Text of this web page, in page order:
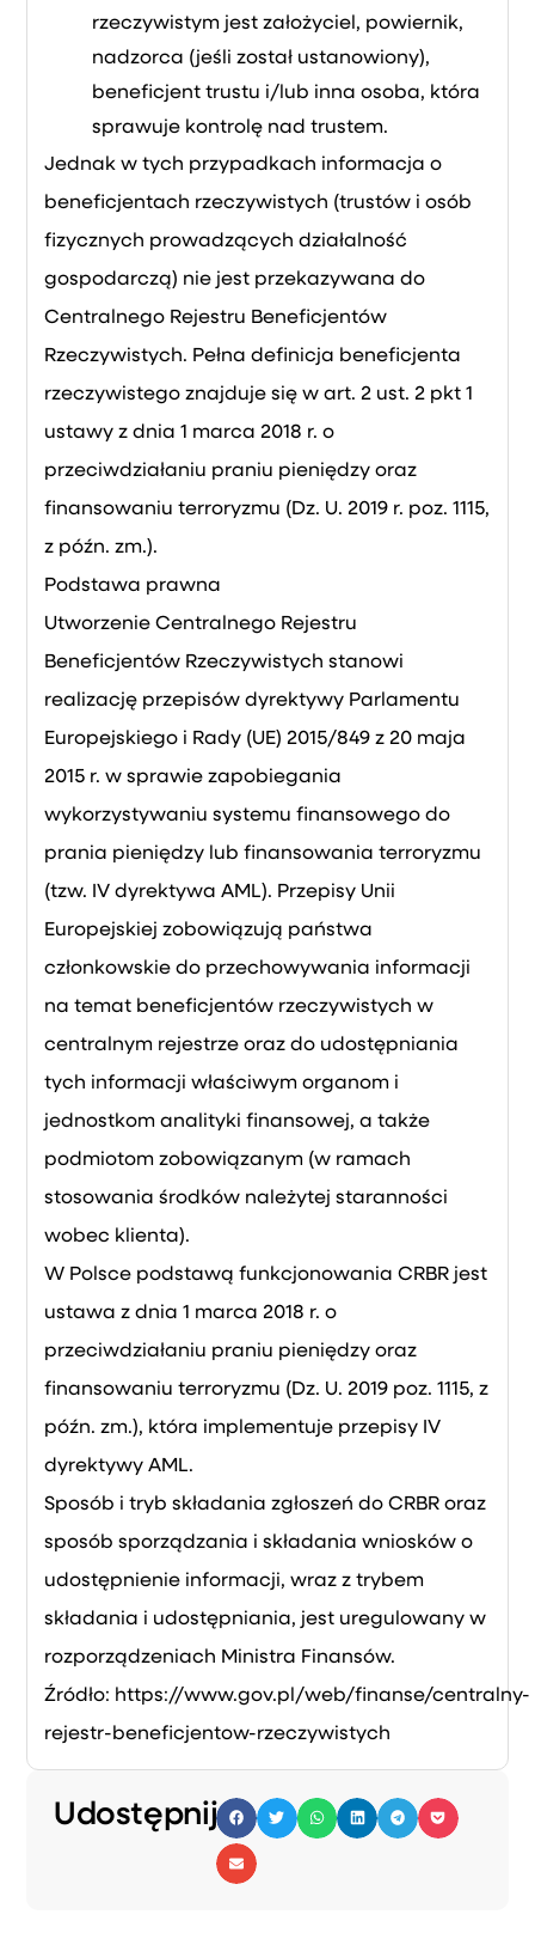
rzeczywistym jest założyciel, powiernik,
nadzorca (jeśli został ustanowiony),
beneficjent trustu i/lub inna osoba, która
sprawuje kontrolę nad trustem.
Jednak w tych przypadkach informacja o
beneficjentach rzeczywistych (trustów i osób
fizycznych prowadzących działalność
gospodarczą) nie jest przekazywana do
Centralnego Rejestru Beneficjentów
Rzeczywistych. Pełna definicja beneficjenta
rzeczywistego znajduje się w art. 2 ust. 2 pkt 1
ustawy z dnia 1 marca 2018 r. o
przeciwdziałaniu praniu pieniędzy oraz
finansowaniu terroryzmu (Dz. U. 2019 r. poz. 1115,
z późn. zm.).
Podstawa prawna
Utworzenie Centralnego Rejestru
Beneficjentów Rzeczywistych stanowi
realizację przepisów dyrektywy Parlamentu
Europejskiego i Rady (UE) 2015/849 z 20 maja
2015 r. w sprawie zapobiegania
wykorzystywaniu systemu finansowego do
prania pieniędzy lub finansowania terroryzmu
(tzw. IV dyrektywa AML). Przepisy Unii
Europejskiej zobowiązują państwa
członkowskie do przechowywania informacji
na temat beneficjentów rzeczywistych w
centralnym rejestrze oraz do udostępniania
tych informacji właściwym organom i
jednostkom analityki finansowej, a także
podmiotom zobowiązanym (w ramach
stosowania środków należytej staranności
wobec klienta).
W Polsce podstawą funkcjonowania CRBR jest
ustawa z dnia 1 marca 2018 r. o
przeciwdziałaniu praniu pieniędzy oraz
finansowaniu terroryzmu (Dz. U. 2019 poz. 1115, z
późn. zm.), która implementuje przepisy IV
dyrektywy AML.
Sposób i tryb składania zgłoszeń do CRBR oraz
sposób sporządzania i składania wniosków o
udostępnienie informacji, wraz z trybem
składania i udostępniania, jest uregulowany w
rozporządzeniach Ministra Finansów.
Źródło: https://www.gov.pl/web/finanse/centralny-
rejestr-beneficjentow-rzeczywistych
Udostępnij: